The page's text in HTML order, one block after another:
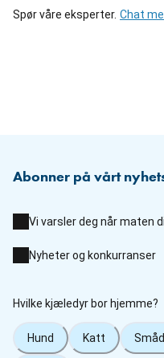
Spør våre eksperter. Chat
Abonner på vårt
Vi varsler deg når maten
Nyheter og konkurranser
Hvilke kjæledyr bor hjemme?
Hund Katt